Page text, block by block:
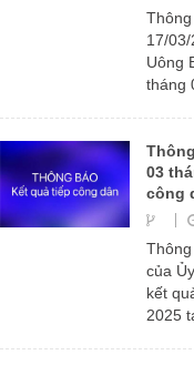
17/
Uông
tháng
03
công
của
kết
2025